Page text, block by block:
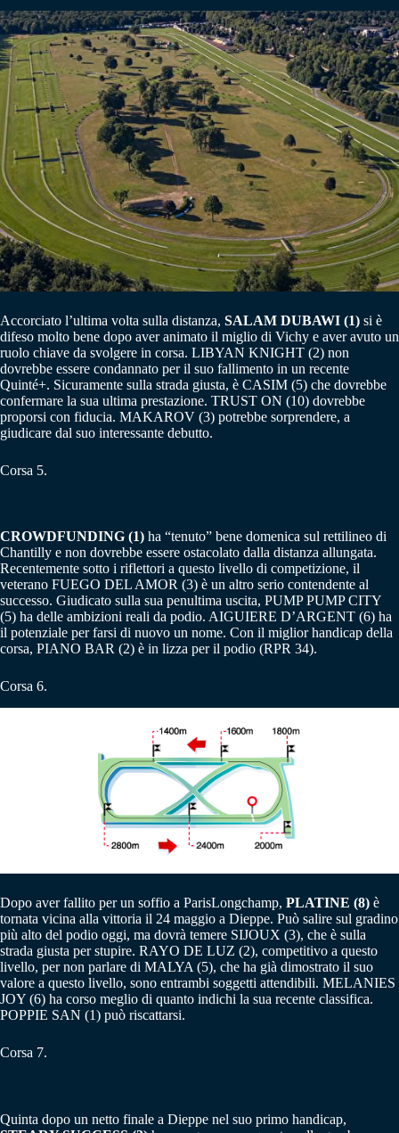
Accorciato l’ultima volta sulla distanza, SALAM DUBAWI (1) si è
difeso molto bene dopo aver animato il miglio di Vichy e aver avuto un
ruolo chiave da svolgere in corsa. LIBYAN KNIGHT (2) non
dovrebbe essere condannato per il suo fallimento in un recente
Quinté+. Sicuramente sulla strada giusta, è CASIM (5) che dovrebbe
confermare la sua ultima prestazione. TRUST ON (10) dovrebbe
proporsi con fiducia. MAKAROV (3) potrebbe sorprendere, a
giudicare dal suo interessante debutto.
Corsa 5.
CROWDFUNDING (1) ha “tenuto” bene domenica sul rettilineo di
Chantilly e non dovrebbe essere ostacolato dalla distanza allungata.
Recentemente sotto i riflettori a questo livello di competizione, il
veterano FUEGO DEL AMOR (3) è un altro serio contendente al
successo. Giudicato sulla sua penultima uscita, PUMP PUMP CITY
(5) ha delle ambizioni reali da podio. AIGUIERE D’ARGENT (6) ha
il potenziale per farsi di nuovo un nome. Con il miglior handicap della
corsa, PIANO BAR (2) è in lizza per il podio (RPR 34).
Corsa 6.
Dopo aver fallito per un soffio a ParisLongchamp, PLATINE (8) è
tornata vicina alla vittoria il 24 maggio a Dieppe. Può salire sul gradino
più alto del podio oggi, ma dovrà temere SIJOUX (3), che è sulla
strada giusta per stupire. RAYO DE LUZ (2), competitivo a questo
livello, per non parlare di MALYA (5), che ha già dimostrato il suo
valore a questo livello, sono entrambi soggetti attendibili. MELANIES
JOY (6) ha corso meglio di quanto indichi la sua recente classifica.
POPPIE SAN (1) può riscattarsi.
Corsa 7.
Quinta dopo un netto finale a Dieppe nel suo primo handicap,